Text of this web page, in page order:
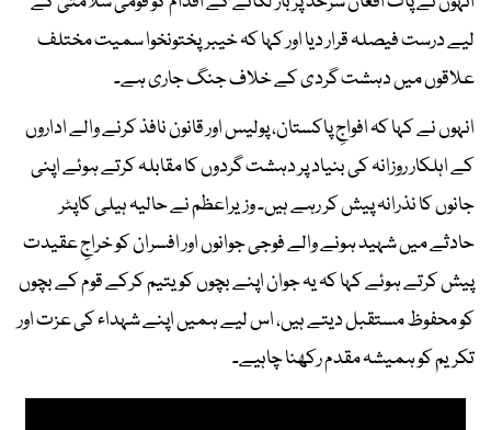
لیے درست فیصلہ قرار دیا اور کہا کہ خیبرپختونخوا سمیت مختلف
علاقوں میں دہشت گردی کے خلاف جنگ جاری ہے۔
انہوں نے کہا کہ افواجِ پاکستان، پولیس اور قانون نافذ کرنے والے اداروں
کے اہلکار روزانہ کی بنیاد پر دہشت گردوں کا مقابلہ کرتے ہوئے اپنی
جانوں کا نذرانہ پیش کر رہے ہیں۔ وزیراعظم نے حالیہ ہیلی کاپٹر
حادثے میں شہید ہونے والے فوجی جوانوں اور افسران کو خراجِ عقیدت
پیش کرتے ہوئے کہا کہ یہ جوان اپنے بچوں کو یتیم کرکے قوم کے بچوں
کو محفوظ مستقبل دیتے ہیں، اس لیے ہمیں اپنے شہداء کی عزت اور
تکریم کو ہمیشہ مقدم رکھنا چاہیے۔